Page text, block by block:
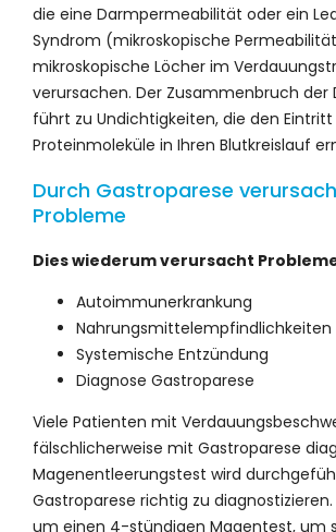
die eine Darmpermeabilität oder ein
Syndrom (mikroskopische
mikroskopische Löcher im
verursachen. Der Zusammenbruch der
führt zu Undichtigkeiten, die den
Proteinmoleküle in Ihren Blutkreislauf
Durch Gastroparese
Probleme
Dies wiederum verursacht
Autoimmunerkrankung
Nahrungsmittelempfindlichkeiten
Systemische Entzündung
Diagnose Gastroparese
Viele Patienten mit
fälschlicherweise mit Gastroparese
Magenentleerungstest wird
Gastroparese richtig zu
um einen 4-stündigen Magentest, um